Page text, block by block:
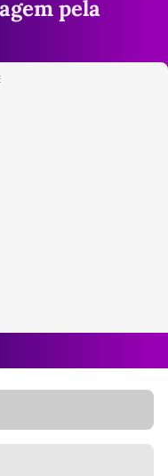
pela